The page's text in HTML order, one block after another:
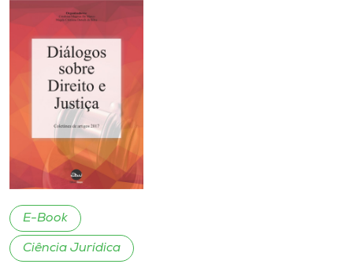
Unoesc
Internacionalização
I.nova
Cultura
E-Book
Ciência Jurídica